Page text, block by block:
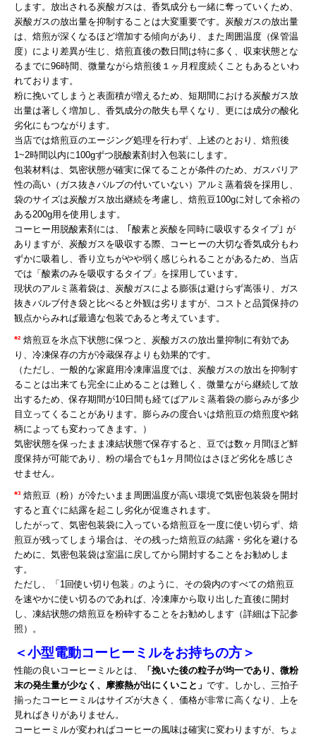
します。放出される炭酸ガスは、香気成分も一緒に奪っていくため、
炭酸ガスの放出量を抑制することは大変重要です。 炭酸ガスの放出量
は、焙煎が深くなるほど増加する傾向があり、また周囲温度（保管温
度）により差異が生じ、焙煎直後の数日間は特に多く、収束状態とな
るまでに96時間、微量ながら焙煎後１ヶ月程度続くこともあるといわ
れております。
粉に挽いてしまうと表面積が増えるため、短期間における炭酸ガス放
出量は著しく増加し、香気成分の散失も早くなり、更には成分の酸化
劣化にもつながります。
当店では焙煎豆のエージング処理を行わず、上述のとおり、焙煎後
1~2時間以内に100gずつ脱酸素剤封入包装にします。
包装材料は、気密状態が確実に保てることが条件のため、ガスバリア
性の高い（ガス抜きバルブの付いていない）アルミ蒸着袋を採用し、
袋のサイズは炭酸ガス放出継続を考慮し、焙煎豆100gに対して余裕の
ある200g用を使用します。
コーヒー用脱酸素剤には、 ｢酸素と炭酸を同時に吸収するタイプ｣ が
ありますが、炭酸ガスを吸収する際、コーヒーの大切な香気成分もわ
ずかに吸着し、香り立ちがやや弱く感じられることがあるため、当店
では「酸素のみを吸収するタイプ」を採用しています。
現状のアルミ蒸着袋は、炭酸ガスによる膨張は避けらず嵩張り、ガス
抜きバルブ付き袋と比べると外観は劣りますが、
コストと品質保持の
観点からみれば最適な包装であると考えています。
*² 焙煎豆を氷点下状態に保つと、炭酸ガスの放出量抑制に有効であ
り、冷凍保存の方が冷蔵保存よりも効果的です。
（ただし、一般的な家庭用冷凍庫温度では、炭酸ガスの放出を抑制す
ることは出来ても完全に止めることは難しく、微量ながら継続して放
出するため、保存期間が10日間も経てばアルミ蒸着袋の膨らみが多少
目立ってくることがあります。膨らみの度合いは焙煎豆の焙煎度や銘
柄によっても変わってきます。）
気密状態を保ったまま凍結状態で保存すると、豆では数ヶ月間ほど鮮
度保持が可能であり、粉の場合でも1ヶ月間位はさほど劣化を感じさ
せません。
*³ 焙煎豆（粉）が冷たいまま周囲温度が高い環境で気密包装袋を開封
すると直ぐに結露を起こし劣化が促進されます。
したがって、気密包装袋に入っている焙煎豆を一度に使い切らず、焙
煎豆が残ってしまう場合は、その残った焙煎豆の結露・劣化を避ける
ために、気密包装袋は室温に戻してから開封することをお勧めしま
す。
ただし、「1回使い切り包装」のように、その袋内のすべての焙煎豆
を速やかに使い切るのであれば、冷凍庫から取り出した直後に開封
し、凍結状態の焙煎豆を粉砕することをお勧めします（詳細は下記参
照）。
＜小型電動コーヒーミルをお持ちの方＞
性能の良いコーヒーミルとは、
「挽いた後の粒子が均一であり、微粉
末の発生量が少なく、摩擦熱が出にくいこと」 です。しかし、三拍子
揃ったコーヒーミルはサイズが大きく、価格が非常に高くなり、上を
見ればきりがありません。
コーヒーミルが変わればコーヒーの風味は確実に変わりますが、ちょ